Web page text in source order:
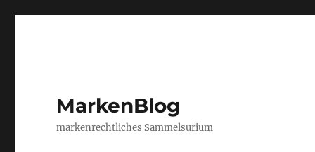
MarkenBlog
markenrechtliches Sammelsurium